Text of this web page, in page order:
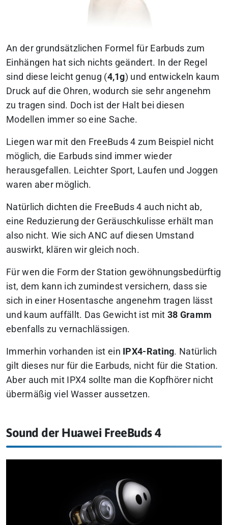
An der grundsätzlichen Formel für Earbuds zum
Einhängen hat sich nichts geändert. In der Regel
sind diese leicht genug (4,1g) und entwickeln kaum
Druck auf die Ohren, wodurch sie sehr angenehm
zu tragen sind. Doch ist der Halt bei diesen
Modellen immer so eine Sache.
Liegen war mit den FreeBuds 4 zum Beispiel nicht
möglich, die Earbuds sind immer wieder
herausgefallen. Leichter Sport, Laufen und Joggen
waren aber möglich.
Natürlich dichten die FreeBuds 4 auch nicht ab,
eine Reduzierung der Geräuschkulisse erhält man
also nicht. Wie sich ANC auf diesen Umstand
auswirkt, klären wir gleich noch.
Für wen die Form der Station gewöhnungsbedürftig
ist, dem kann ich zumindest versichern, dass sie
sich in einer Hosentasche angenehm tragen lässt
und kaum auffällt. Das Gewicht ist mit 38 Gramm
ebenfalls zu vernachlässigen.
Immerhin vorhanden ist ein IPX4-Rating. Natürlich
gilt dieses nur für die Earbuds, nicht für die Station.
Aber auch mit IPX4 sollte man die Kopfhörer nicht
übermäßig viel Wasser aussetzen.
Sound der Huawei FreeBuds 4